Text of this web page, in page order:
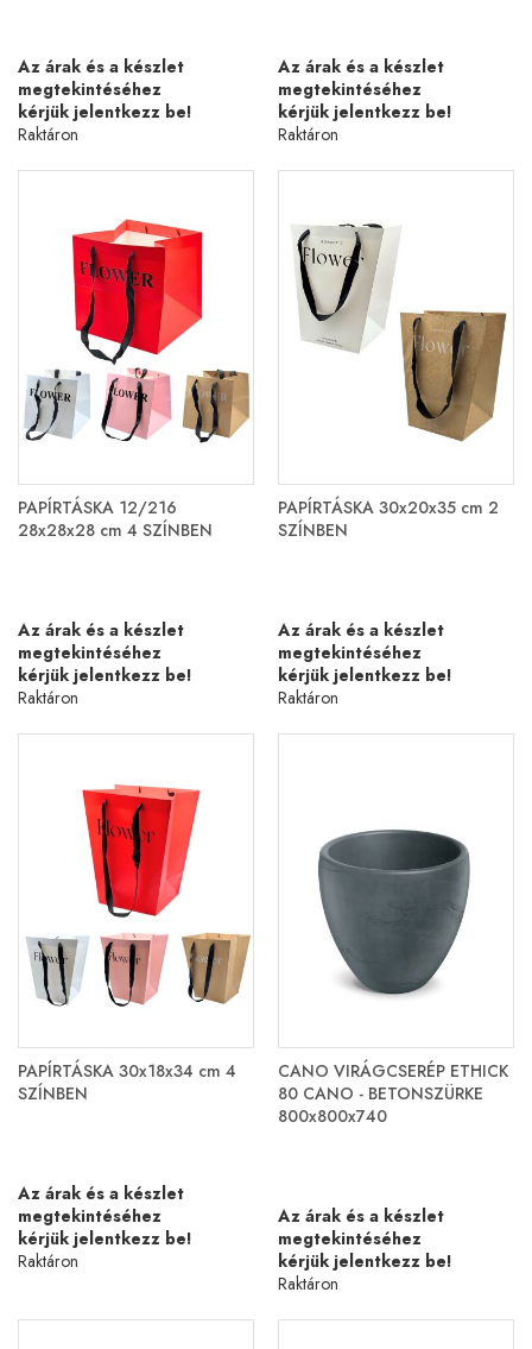
Az árak és a készlet
megtekintéséhez
kérjük jelentkezz be!
Raktáron
Az árak és a készlet
megtekintéséhez
kérjük jelentkezz be!
Raktáron
PAPÍRTÁSKA 12/216
28x28x28 cm 4 SZÍNBEN
Az árak és a készlet
megtekintéséhez
kérjük jelentkezz be!
Raktáron
PAPÍRTÁSKA 30x20x35 cm 2
SZÍNBEN
Az árak és a készlet
megtekintéséhez
kérjük jelentkezz be!
Raktáron
PAPÍRTÁSKA 30x18x34 cm 4
SZÍNBEN
Az árak és a készlet
megtekintéséhez
kérjük jelentkezz be!
Raktáron
CANO VIRÁGCSERÉP ETHICK
80 CANO - BETONSZÜRKE
800x800x740
Az árak és a készlet
megtekintéséhez
kérjük jelentkezz be!
Raktáron